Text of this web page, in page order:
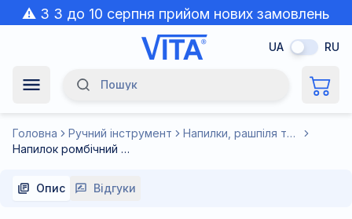
⚠️ З 3 до 10 серпня прийом нових замовлень
призупинено через спеку.
UA RU
Пошук
Головна Ручний інструмент
Напилки, рашпіля та надфіля
Напилок ромбічний 150 мм
Опис Відгуки